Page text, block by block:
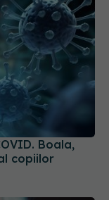
Boala,
copiilor